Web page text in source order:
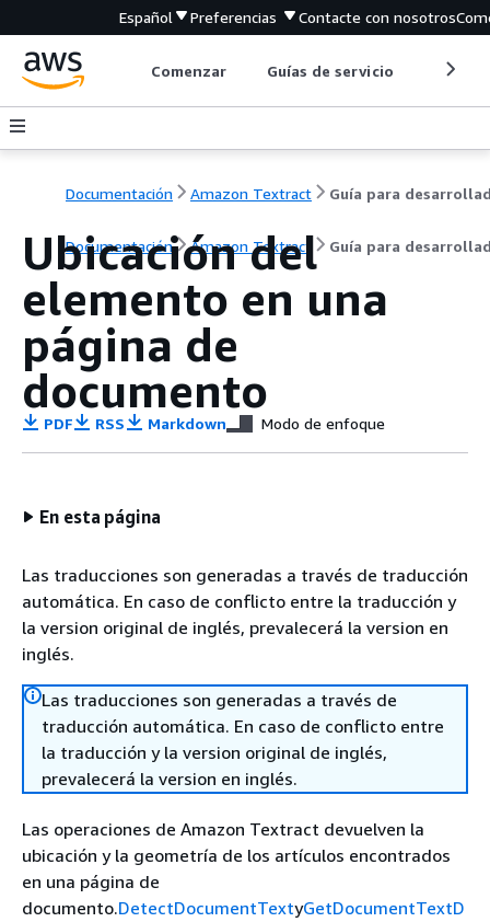
Español Preferencias Contacte con nosotros
Comenzar Guías de servicio
Documentación Amazon Textract
Documentación Amazon Textract Guía para
Ubicación del
elemento en una
página de
documento
PDF RSS Markdown Modo de enfoque
En esta página
Las traducciones son generadas a través de traducción
automática. En caso de conflicto entre la traducción y
la version original de inglés, prevalecerá la version en
inglés.
Las traducciones son generadas a través de
traducción automática. En caso de conflicto entre
la traducción y la version original de inglés,
prevalecerá la version en inglés.
Las operaciones de Amazon Textract devuelven la
ubicación y la geometría de los artículos encontrados
en una página de
documento.DetectDocumentTextyGetDocumentTextD